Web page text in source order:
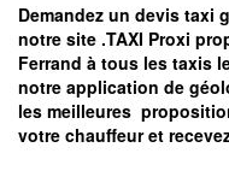
Demandez un devis taxi
notre site .TAXI Proxi
Ferrand à tous les taxis
notre application de
les meilleures
votre chauffeur et